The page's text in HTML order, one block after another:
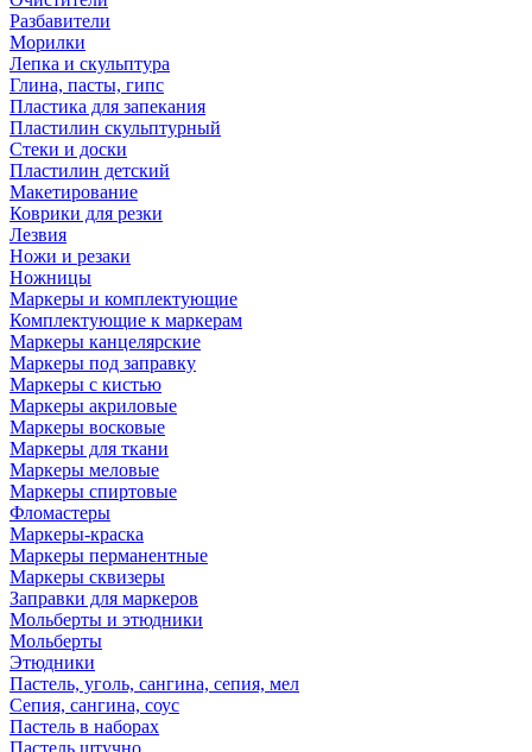
Разбавители
Морилки
Лепка и скульптура
Глина, пасты, гипс
Пластика для запекания
Пластилин скульптурный
Стеки и доски
Пластилин детский
Макетирование
Коврики для резки
Лезвия
Ножи и резаки
Ножницы
Маркеры и комплектующие
Комплектующие к маркерам
Маркеры канцелярские
Маркеры под заправку
Маркеры с кистью
Маркеры акриловые
Маркеры восковые
Маркеры для ткани
Маркеры меловые
Маркеры спиртовые
Фломастеры
Маркеры-краска
Маркеры перманентные
Маркеры сквизеры
Заправки для маркеров
Мольберты и этюдники
Мольберты
Этюдники
Пастель, уголь, сангина, сепия, мел
Сепия, сангина, соус
Пастель в наборах
Пастель штучно